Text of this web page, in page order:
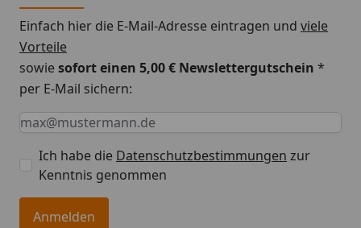
Einfach hier die E-Mail-Adresse eintragen und viele
Vorteile
sowiesofort einen 5,00 € Newslettergutschein *
per E-Mail sichern:
Keine Eingabe erforderlich
Eingabe erforderlich
E-Mail *
Ich habe die Datenschutzbestimmungen zur
Kenntnis genommen
Anmelden